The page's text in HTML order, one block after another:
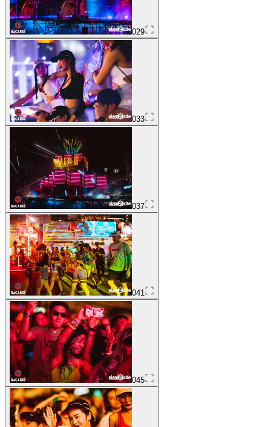
029
033
037
041
045